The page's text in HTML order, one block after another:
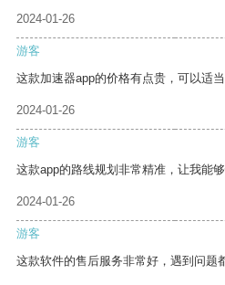
2024-01-26
游客
这款加速器app的价格有点贵，可以适
2024-01-26
游客
这款app的路线规划非常精准，让我能够
2024-01-26
游客
这款软件的售后服务非常好，遇到问题